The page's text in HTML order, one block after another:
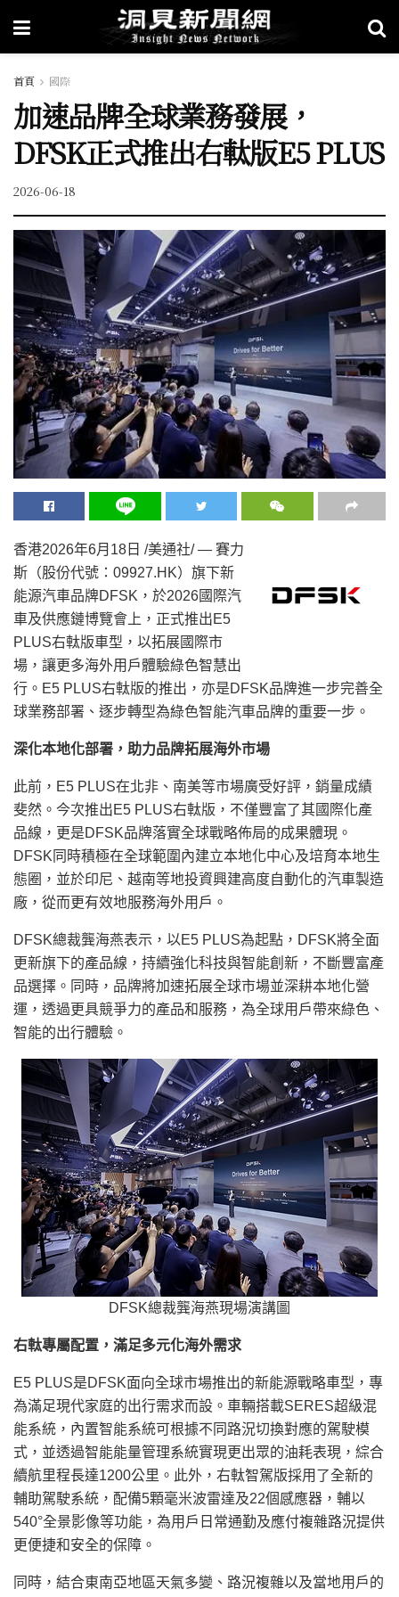
首頁 國際
加速品牌全球業務發展，
DFSK正式推出右軚版E5 PLUS
2026-06-18
香港2026年6月18日 /美通社/ — 賽力
斯（股份代號：09927.HK）旗下新
能源汽車品牌DFSK，於2026國際汽
車及供應鏈博覽會上，正式推出E5
PLUS右軚版車型，以拓展國際市
場，讓更多海外用戶體驗綠色智慧出
行。E5 PLUS右軚版的推出，亦是DFSK品牌進一步完善全
球業務部署、逐步轉型為綠色智能汽車品牌的重要一步。
深化本地化部署，助力品牌拓展海外市場
此前，E5 PLUS在北非、南美等市場廣受好評，銷量成績
斐然。今次推出E5 PLUS右軚版，不僅豐富了其國際化產
品線，更是DFSK品牌落實全球戰略佈局的成果體現。
DFSK同時積極在全球範圍內建立本地化中心及培育本地生
態圈，並於印尼、越南等地投資興建高度自動化的汽車製造
廠，從而更有效地服務海外用戶。
DFSK總裁龔海燕表示，以E5 PLUS為起點，DFSK將全面
更新旗下的產品線，持續強化科技與智能創新，不斷豐富產
品選擇。同時，品牌將加速拓展全球市場並深耕本地化營
運，透過更具競爭力的產品和服務，為全球用戶帶來綠色、
智能的出行體驗。
DFSK總裁龔海燕現場演講圖
右軚專屬配置，滿足多元化海外需求
E5 PLUS是DFSK面向全球市場推出的新能源戰略車型，專
為滿足現代家庭的出行需求而設。車輛搭載SERES超級混
能系統，內置智能系統可根據不同路況切換對應的駕駛模
式，並透過智能能量管理系統實現更出眾的油耗表現，綜合
續航里程長達1200公里。此外，右軚智駕版採用了全新的
輔助駕駛系統，配備5顆毫米波雷達及22個感應器，輔以
540°全景影像等功能，為用戶日常通勤及應付複雜路況提供
更便捷和安全的保障。
同時，結合東南亞地區天氣多變、路況複雜以及當地用戶的